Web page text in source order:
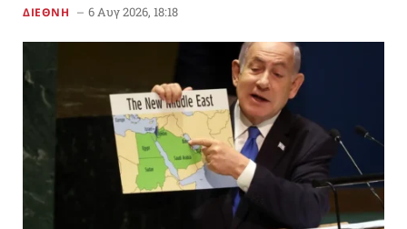
ΔΙΕΘΝΗ 6 Αυγ 2026, 18:18